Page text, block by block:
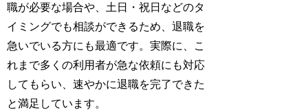
職が必要な場合や、土日・祝日などのタ
イミングでも相談ができるため、退職を
急いでいる方にも最適です。実際に、こ
れまで多くの利用者が急な依頼にも対応
してもらい、速やかに退職を完了できた
と満足しています。